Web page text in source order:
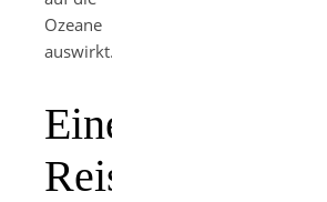
Ozeane
auswirkt.
Eine
Reise